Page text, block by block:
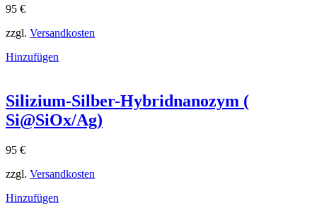
95 €
zzgl. Versandkosten
Hinzufügen
Silizium-Silber-Hybridnanozym (
Si@SiOx/Ag)
95 €
zzgl. Versandkosten
Hinzufügen